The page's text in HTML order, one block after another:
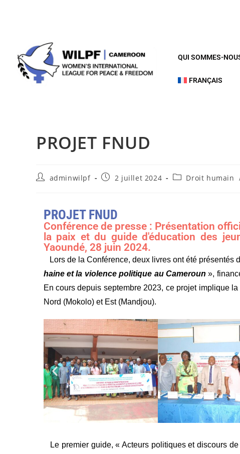
QUI SOMMES-
FRANÇAIS
PROJET FNUD
adminwilpf 2 juillet 2024 Droit humain
PROJET FNUD
Conférence de presse : Présentation
la paix et du guide d'éducation des
Yaoundé, 28 juin 2024.
Lors de la Conférence, deux livres ont été présentés
haine et la violence politique au Cameroun »,
En cours depuis septembre 2023, ce projet implique
Nord (Mokolo) et Est (Mandjou).
Le premier guide, « Acteurs politiques et discours